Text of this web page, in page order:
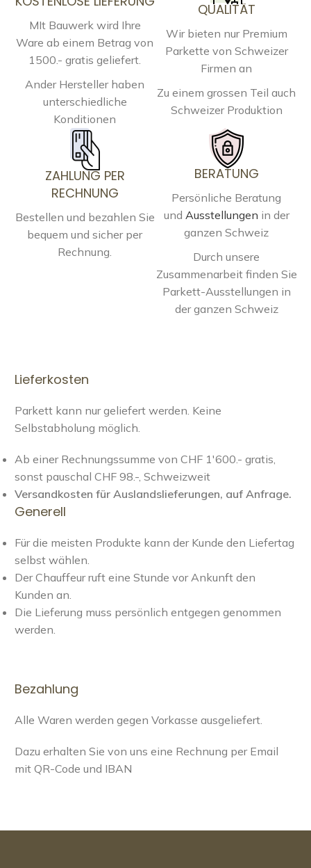
MIt Bauwerk wird Ihre
Ware ab einem Betrag von
1500.- gratis geliefert.
Ander Hersteller haben
unterschiedliche
Konditionen
QUALITÄT
Wir bieten nur Premium
Parkette von Schweizer
Firmen an
Zu einem grossen Teil auch
Schweizer Produktion
ZAHLUNG PER
RECHNUNG
Bestellen und bezahlen Sie
bequem und sicher per
Rechnung.
BERATUNG
Persönliche Beratung
und Ausstellungen in der
ganzen Schweiz
Durch unsere
Zusammenarbeit finden Sie
Parkett-Ausstellungen in
der ganzen Schweiz
Lieferkosten
Parkett kann nur geliefert werden. Keine
Selbstabholung möglich.
Ab einer Rechnungssumme von CHF 1'600.- gratis,
sonst pauschal CHF 98.-, Schweizweit
Versandkosten für Auslandslieferungen, auf Anfrage.
Generell
Für die meisten Produkte kann der Kunde den Liefertag
selbst wählen.
Der Chauffeur ruft eine Stunde vor Ankunft den
Kunden an.
Die Lieferung muss persönlich entgegen genommen
werden.
Bezahlung
Alle Waren werden gegen Vorkasse ausgeliefert.
Dazu erhalten Sie von uns eine Rechnung per Email
mit QR-Code und IBAN